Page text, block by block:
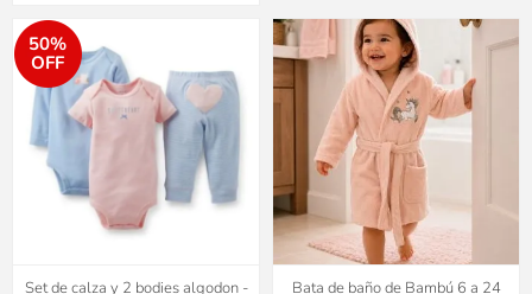
50%
OFF
Set de calza y 2 bodies algodon -
Bata de baño de Bambú 6 a 24